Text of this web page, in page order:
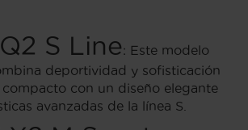
S Line: Este modelo
deportividad y sofisticación
compacto con un diseño elegante
avanzadas de la línea S.